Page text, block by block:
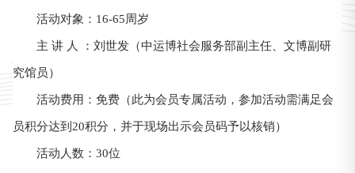
活动对象：16-65周岁
主 讲 人 ：刘世发（中运博社会服务部副主任、文博副研
究馆员）
活动费用：免费（此为会员专属活动，参加活动需满足会
员积分达到20积分，并于现场出示会员码予以核销）
活动人数：30位